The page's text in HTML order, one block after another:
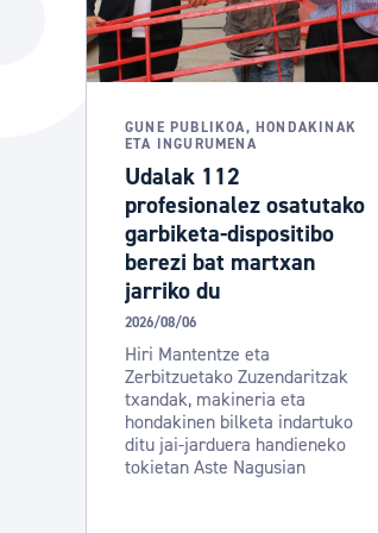
Hiria
Hiria orain
GUNE PUBLIKOA, HONDAKINAK
ETA INGURUMENA
Udalak 112
profesionalez osatutako
garbiketa-dispositibo
berezi bat martxan
jarriko du
2026/08/06
Hiri Mantentze eta
Zerbitzuetako Zuzendaritzak
txandak, makineria eta
hondakinen bilketa indartuko
ditu jai-jarduera handieneko
tokietan Aste Nagusian